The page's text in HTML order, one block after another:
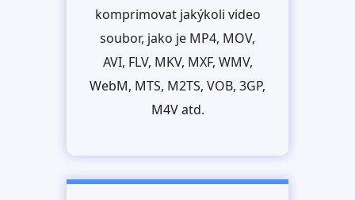
komprimovat jakýkoli video
soubor, jako je MP4, MOV,
AVI, FLV, MKV, MXF, WMV,
WebM, MTS, M2TS, VOB, 3GP,
M4V atd.